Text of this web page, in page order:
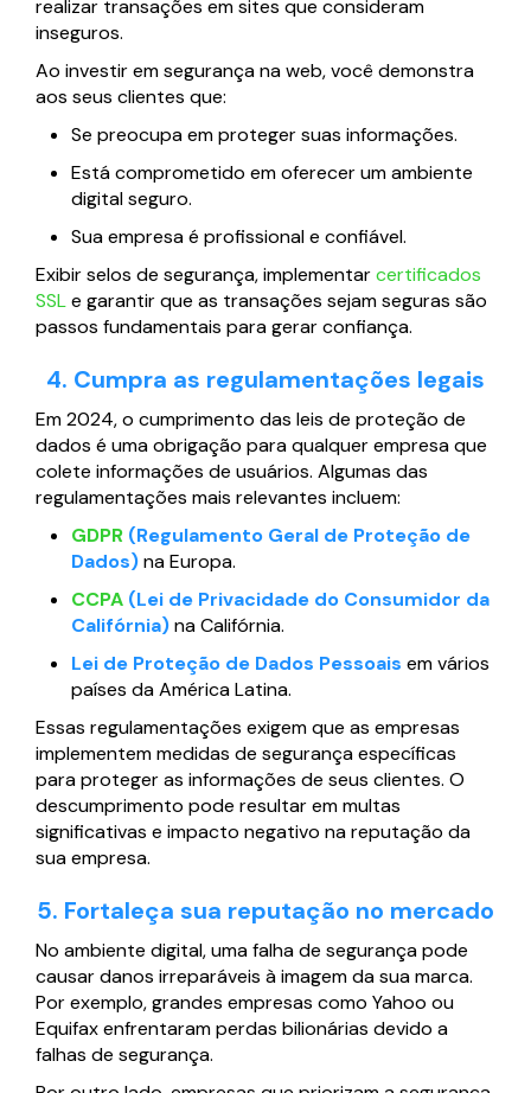
realizar transações em sites que consideram
inseguros.
Ao investir em segurança na web, você demonstra
aos seus clientes que:
Se preocupa em proteger suas informações.
Está comprometido em oferecer um ambiente
digital seguro.
Sua empresa é profissional e confiável.
Exibir selos de segurança, implementarcertificados
SSLe garantir que as transações sejam seguras são
passos fundamentais para gerar confiança.
4. Cumpra as regulamentações legais
Em 2024, o cumprimento das leis de proteção de
dados é uma obrigação para qualquer empresa que
colete informações de usuários. Algumas das
regulamentações mais relevantes incluem:
GDPR (Regulamento Geral de Proteção de
Dados)na Europa.
CCPA (Lei de Privacidade do Consumidor da
Califórnia)na Califórnia.
Lei de Proteção de Dados Pessoais em vários
países da América Latina.
Essas regulamentações exigem que as empresas
implementem medidas de segurança específicas
para proteger as informações de seus clientes. O
descumprimento pode resultar em multas
significativas e impacto negativo na reputação da
sua empresa.
5. Fortaleça sua reputação no mercado
No ambiente digital, uma falha de segurança pode
causar danos irreparáveis à imagem da sua marca.
Por exemplo, grandes empresas como Yahoo ou
Equifax enfrentaram perdas bilionárias devido a
falhas de segurança.